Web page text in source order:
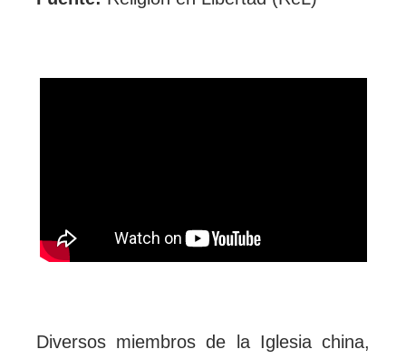
Diversos miembros de la Iglesia china,